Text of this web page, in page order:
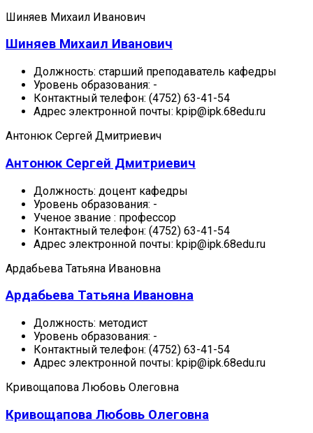
Шиняев Михаил Иванович
Шиняев Михаил Иванович
Должность: cтарший преподаватель кафедры
Уровень образования: -
Контактный телефон: (4752) 63-41-54
Адрес электронной почты: kpip@ipk.68edu.ru
Антонюк Сергей Дмитриевич
Антонюк Сергей Дмитриевич
Должность: доцент кафедры
Уровень образования: -
Ученое звание : профессор
Контактный телефон: (4752) 63-41-54
Адрес электронной почты: kpip@ipk.68edu.ru
Ардабьева Татьяна Ивановна
Ардабьева Татьяна Ивановна
Должность: методист
Уровень образования: -
Контактный телефон: (4752) 63-41-54
Адрес электронной почты: kpip@ipk.68edu.ru
Кривощапова Любовь Олеговна
Кривощапова Любовь Олеговна